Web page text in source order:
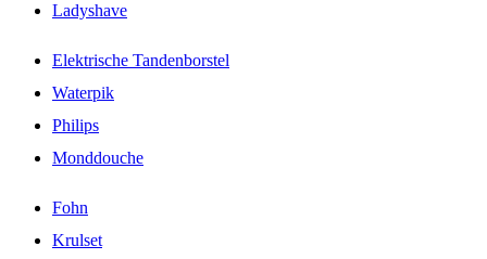
Ladyshave
Elektrische Tandenborstel
Waterpik
Philips
Monddouche
Fohn
Krulset